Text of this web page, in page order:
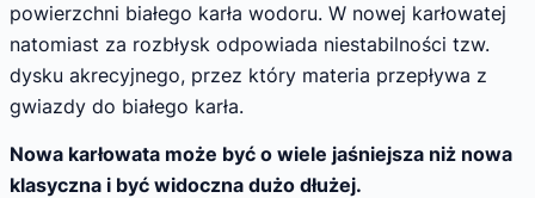
powierzchni białego karła wodoru. W nowej karłowatej
natomiast za rozbłysk odpowiada niestabilności tzw.
dysku akrecyjnego, przez który materia przepływa z
gwiazdy do białego karła.
Nowa karłowata może być o wiele jaśniejsza niż nowa
klasyczna i być widoczna dużo dłużej.